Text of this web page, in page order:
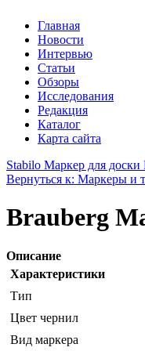
Главная
Новости
Интервью
Статьи
Обзоры
Исследования
Редакция
Каталог
Карта сайта
Stabilo Маркер для доски
Вернуться к: Маркеры и
Brauberg
Описание
Характеристики
Тип
Цвет чернил
Вид маркера